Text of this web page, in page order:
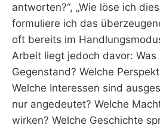
antworten?“, „Wie löse ich
formuliere ich das
oft bereits im
Arbeit liegt jedoch davor: Was
Gegenstand? Welche
Welche Interessen sind
nur angedeutet? Welche
wirken? Welche Geschichte